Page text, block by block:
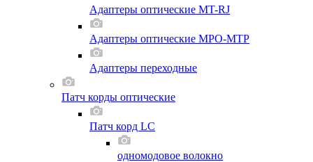
Адаптеры оптические MT-RJ
Адаптеры оптические MPO-MTP
Адаптеры переходные
Патч корды оптические
Патч корд LC
одномодовое волокно